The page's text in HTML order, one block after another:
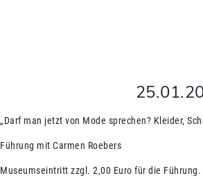
„Darf man jetzt von Mode sprechen? Kleider,
Führung mit Carmen Roebers
Museumseintritt zzgl. 2,00 Euro für die